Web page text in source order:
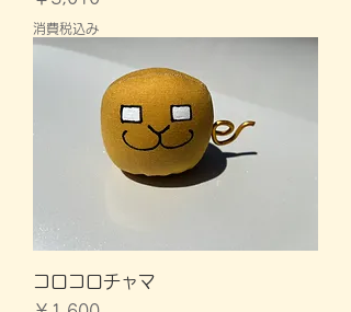
消費税込み
コロコロチャマ